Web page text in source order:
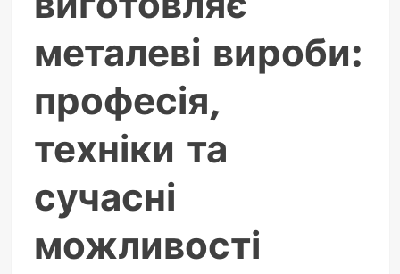
металеві вироби:
професія,
техніки та
сучасні
можливості